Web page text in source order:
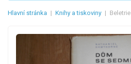
Hlavní stránka | Knihy a tiskoviny | Beletrie